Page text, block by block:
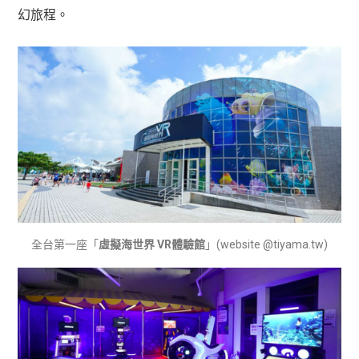
幻旅程。
全台第一座「虛擬海世界 VR體驗館 」(website @tiyama.tw)